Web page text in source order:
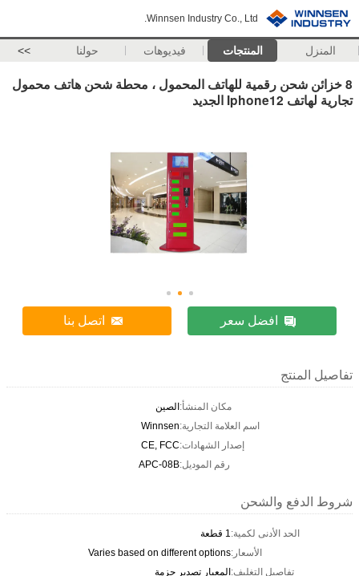
Winnsen Industry Co., Ltd.
المنزل المنتجات فيديوهات حولنا >>
8 خزائن شحن رقمية للهاتف المحمول ، محطة شحن هاتف محمول
تجارية لهاتف Iphone12 الجديد
افضل سعر اتصل بنا
تفاصيل المنتج
مكان المنشأ:الصين
اسم العلامة التجارية:Winnsen
إصدار الشهادات:CE, FCC
رقم الموديل:APC-08B
شروط الدفع والشحن
الحد الأدنى لكمية:1 قطعة
الأسعار:Varies based on different options
تفاصيل التغليف:المعيار تصدير حزمة